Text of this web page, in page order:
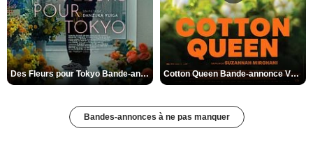
Des Fleurs pour Tokyo Bande-annonce VO STFR Cotton Queen Bande-annonce VO STFR
Bandes-annonces à ne pas manquer